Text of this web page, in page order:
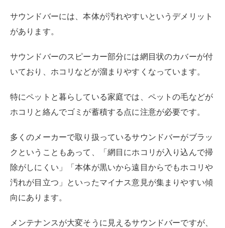
サウンドバーには、本体が汚れやすいというデメリット
があります。
サウンドバーのスピーカー部分には網目状のカバーが付
いており、ホコリなどが溜まりやすくなっています。
特にペットと暮らしている家庭では、ペットの毛などが
ホコリと絡んでゴミが蓄積する点に注意が必要です。
多くのメーカーで取り扱っているサウンドバーがブラッ
クということもあって、「網目にホコリが入り込んで掃
除がしにくい」「本体が黒いから遠目からでもホコリや
汚れが目立つ」といったマイナス意見が集まりやすい傾
向にあります。
メンテナンスが大変そうに見えるサウンドバーですが、